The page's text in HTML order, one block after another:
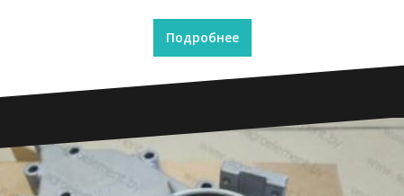
Подробнее